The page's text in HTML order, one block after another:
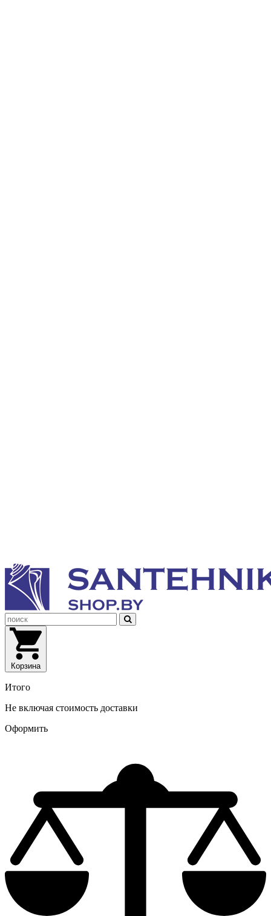
Корзина
Итого
Не включая стоимость доставки
Оформить